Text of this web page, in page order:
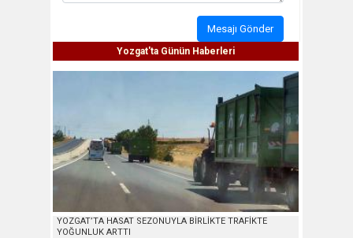
Mesajı Gönder
Yozgat'ta Günün Haberleri
YOZGAT’TA HASAT SEZONUYLA BİRLİKTE TRAFİKTE
YOĞUNLUK ARTTI